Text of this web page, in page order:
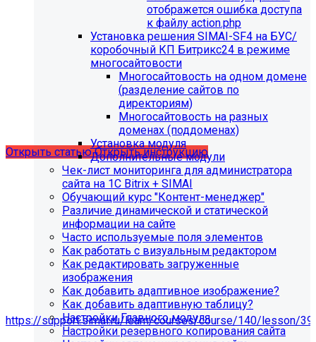
будет ограничена поддержка продуктов на
PHP версии ниже 8.2.Рекомендуемая версия PHP - 8.4
будет ограничена поддержка продуктов на
MySql версии ниже 8.0.0.Рекомендуемая версия MySql
Открыть статьюОткрыть инструкцию
Мы подготовили чек-лист администратора сайта:
https://support.simai.ru/learn/courses/course/140/lesson/
отображется ошибка доступа
к файлу action.php
Установка решения SIMAI-SF4 на БУС/
коробочный КП Битрикс24 в режиме
многосайтовости
Многосайтовость на одном домене
(разделение сайтов по
директориям)
Многосайтовость на разных
доменах (поддоменах)
Установка модуля
Дополнительные модули
Чек-лист мониторинга для администратора
сайта на 1С Bitrix + SIMAI
Обучающий курс "Контент-менеджер"
Различие динамической и статической
информации на сайте
Часто используемые поля элементов
Как работать с визуальным редактором
Как редактировать загруженные
изображения
Как добавить адаптивное изображение?
Как добавить адаптивную таблицу?
Настройки Главного модуля
Настройки резервного копирования сайта